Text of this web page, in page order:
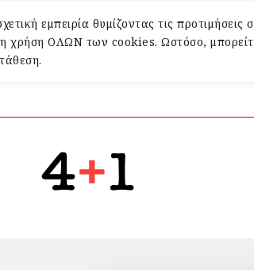
εμπειρία θυμίζοντας τις προτιμήσεις
χρήση ΟΛΩΝ των cookies. Ωστόσο,